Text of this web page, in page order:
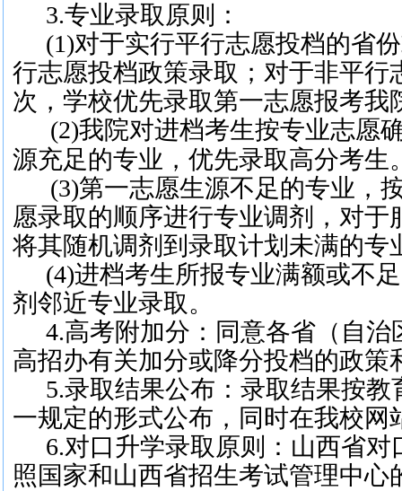
3.专业录取原则：
(1)对于实行平行志愿投档的省
行志愿投档政策录取；对于非平行
次，学校优先录取第一志愿报考我
(2)我院对进档考生按专业志愿
源充足的专业，优先录取高分考生
(3)第一志愿生源不足的专业，
愿录取的顺序进行专业调剂，对于
将其随机调剂到录取计划未满的专
(4)进档考生所报专业满额或不
剂邻近专业录取。
4.高考附加分：同意各省（自
高招办有关加分或降分投档的政策
5.录取结果公布：录取结果按
一规定的形式公布，同时在我校网
6.对口升学录取原则：山西省
照国家和山西省招生考试管理中心